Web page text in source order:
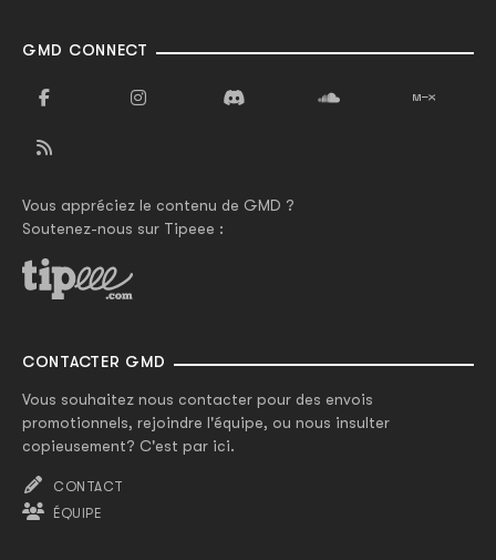
GMD CONNECT
Vous appréciez le contenu de GMD ?
Soutenez-nous sur Tipeee :
CONTACTER GMD
Vous souhaitez nous contacter pour des envois
promotionnels, rejoindre l'équipe, ou nous insulter
copieusement? C'est par ici.
CONTACT
ÉQUIPE